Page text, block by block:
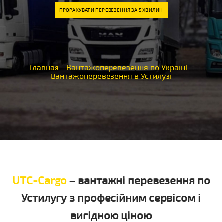
ПРОРАХУВАТИ ПЕРЕВЕЗЕННЯ ЗА 5 ХВИЛИН
Главная - Вантажоперевезення по Україні -
Вантажоперевезення в Устилузі
UTC-Cargo– вантажні перевезення по
Устилугу з професійним сервісом і
вигідною ціною